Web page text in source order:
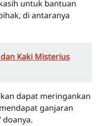
untuk bantuan
di antaranya
Kaki Misterius
dapat meringankan
ganjaran
doanya.